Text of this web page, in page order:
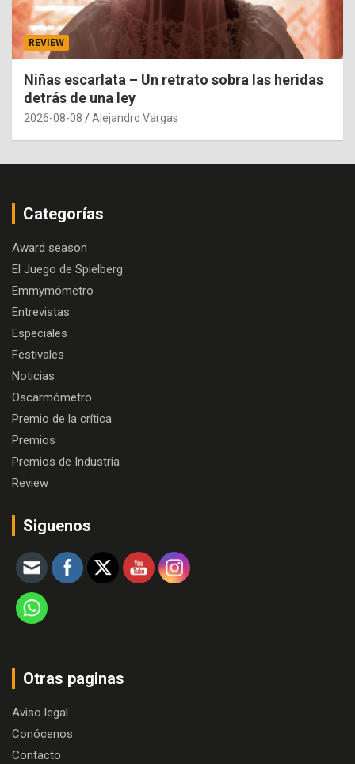
REVIEW
Niñas escarlata – Un retrato sobra las heridas
detrás de una ley
2026-08-08 Alejandro Vargas
Categorías
Award season
El Juego de Spielberg
Emmymómetro
Entrevistas
Especiales
Festivales
Noticias
Oscarmómetro
Premio de la crítica
Premios
Premios de Industria
Review
Siguenos
Otras paginas
Aviso legal
Conócenos
Contacto